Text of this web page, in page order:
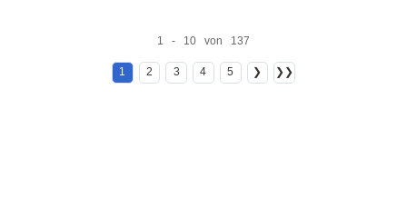
1 - 10 von 137
1 2 3 4 5 ❯ ❯❯